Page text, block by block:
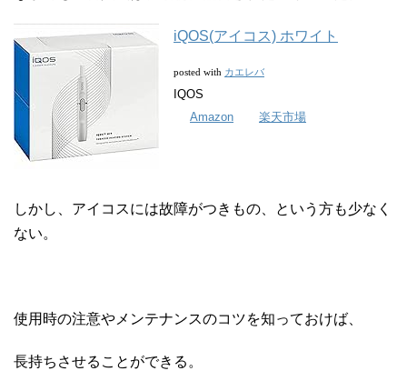
iQOS(アイコス) ホワイト
posted with カエレバ
IQOS
Amazon
楽天市場
しかし、アイコスには故障がつきもの、という方も少なく
ない。
使用時の注意やメンテナンスのコツを知っておけば、
長持ちさせることができる。